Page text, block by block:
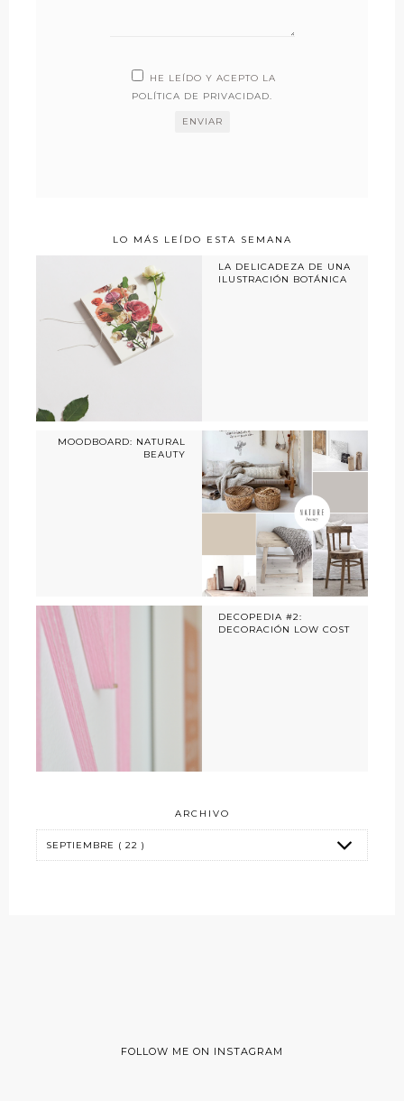
HE LEÍDO Y ACEPTO LA
POLÍTICA DE PRIVACIDAD.
LO MÁS LEÍDO ESTA SEMANA
LA DELICADEZA DE UNA
ILUSTRACIÓN BOTÁNICA
MOODBOARD: NATURAL
BEAUTY
DECOPEDIA #2:
DECORACIÓN LOW COST
ARCHIVO
FOLLOW ME ON INSTAGRAM